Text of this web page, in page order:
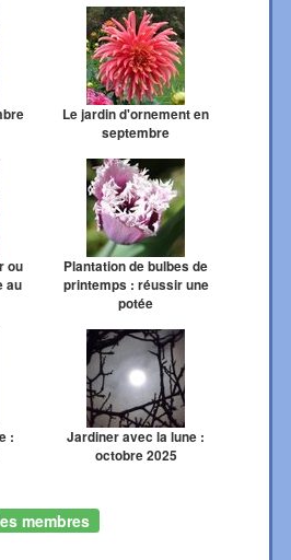
Le jardin d'ornement en
septembre
ou
au
Plantation de bulbes de
printemps : réussir une
potée
:
Jardiner avec la lune :
octobre 2025
membres